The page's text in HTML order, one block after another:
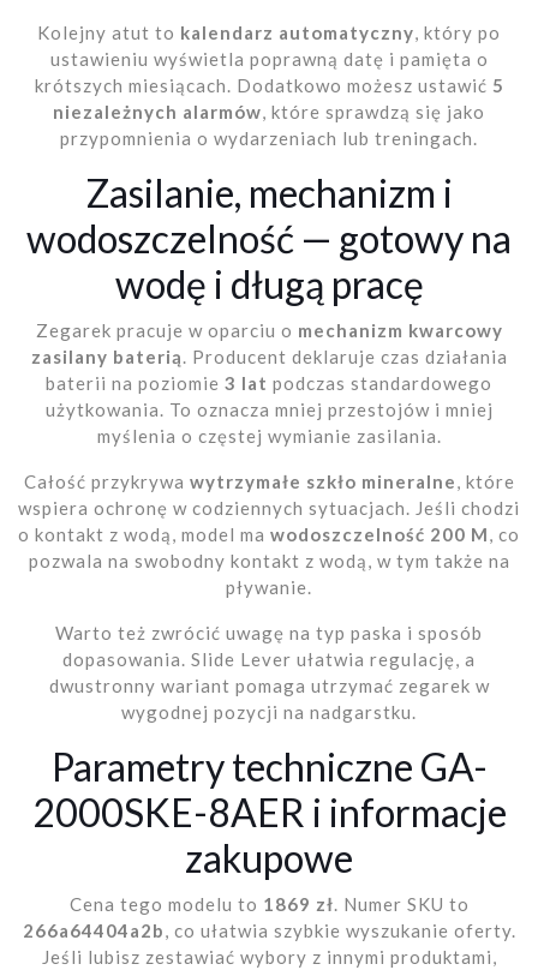
Kolejny atut to kalendarz automatyczny, który po
ustawieniu wyświetla poprawną datę i pamięta o
krótszych miesiącach. Dodatkowo możesz ustawić 5
niezależnych alarmów, które sprawdzą się jako
przypomnienia o wydarzeniach lub treningach.
Zasilanie, mechanizm i
wodoszczelność — gotowy na
wodę i długą pracę
Zegarek pracuje w oparciu o mechanizm kwarcowy
zasilany baterią. Producent deklaruje czas działania
baterii na poziomie 3 lat podczas standardowego
użytkowania. To oznacza mniej przestojów i mniej
myślenia o częstej wymianie zasilania.
Całość przykrywa wytrzymałe szkło mineralne, które
wspiera ochronę w codziennych sytuacjach. Jeśli chodzi
o kontakt z wodą, model ma wodoszczelność 200 M, co
pozwala na swobodny kontakt z wodą, w tym także na
pływanie.
Warto też zwrócić uwagę na typ paska i sposób
dopasowania. Slide Lever ułatwia regulację, a
dwustronny wariant pomaga utrzymać zegarek w
wygodnej pozycji na nadgarstku.
Parametry techniczne GA-
2000SKE-8AER i informacje
zakupowe
Cena tego modelu to 1869 zł. Numer SKU to
266a64404a2b, co ułatwia szybkie wyszukanie oferty.
Jeśli lubisz zestawiać wybory z innymi produktami,